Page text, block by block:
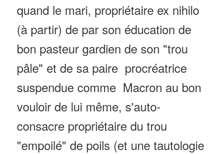
quand le mari, propriétaire ex nihilo
(à partir) de par son éducation de
bon pasteur gardien de son "trou
pâle" et de sa paire procréatrice
suspendue comme Macron au bon
vouloir de lui même, s'auto-
consacre propriétaire du trou
"empoilé" de poils (et une tautologie